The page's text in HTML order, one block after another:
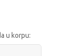
u korpu: